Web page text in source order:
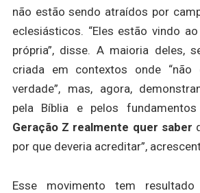
não estão sendo atraídos por
eclesiásticos. “Eles estão vindo
própria”, disse. A maioria deles,
criada em contextos onde “não
verdade”, mas, agora,
pela Bíblia e pelos
Geração Z realmente quer saber
por que deveria acreditar”,
Esse movimento tem